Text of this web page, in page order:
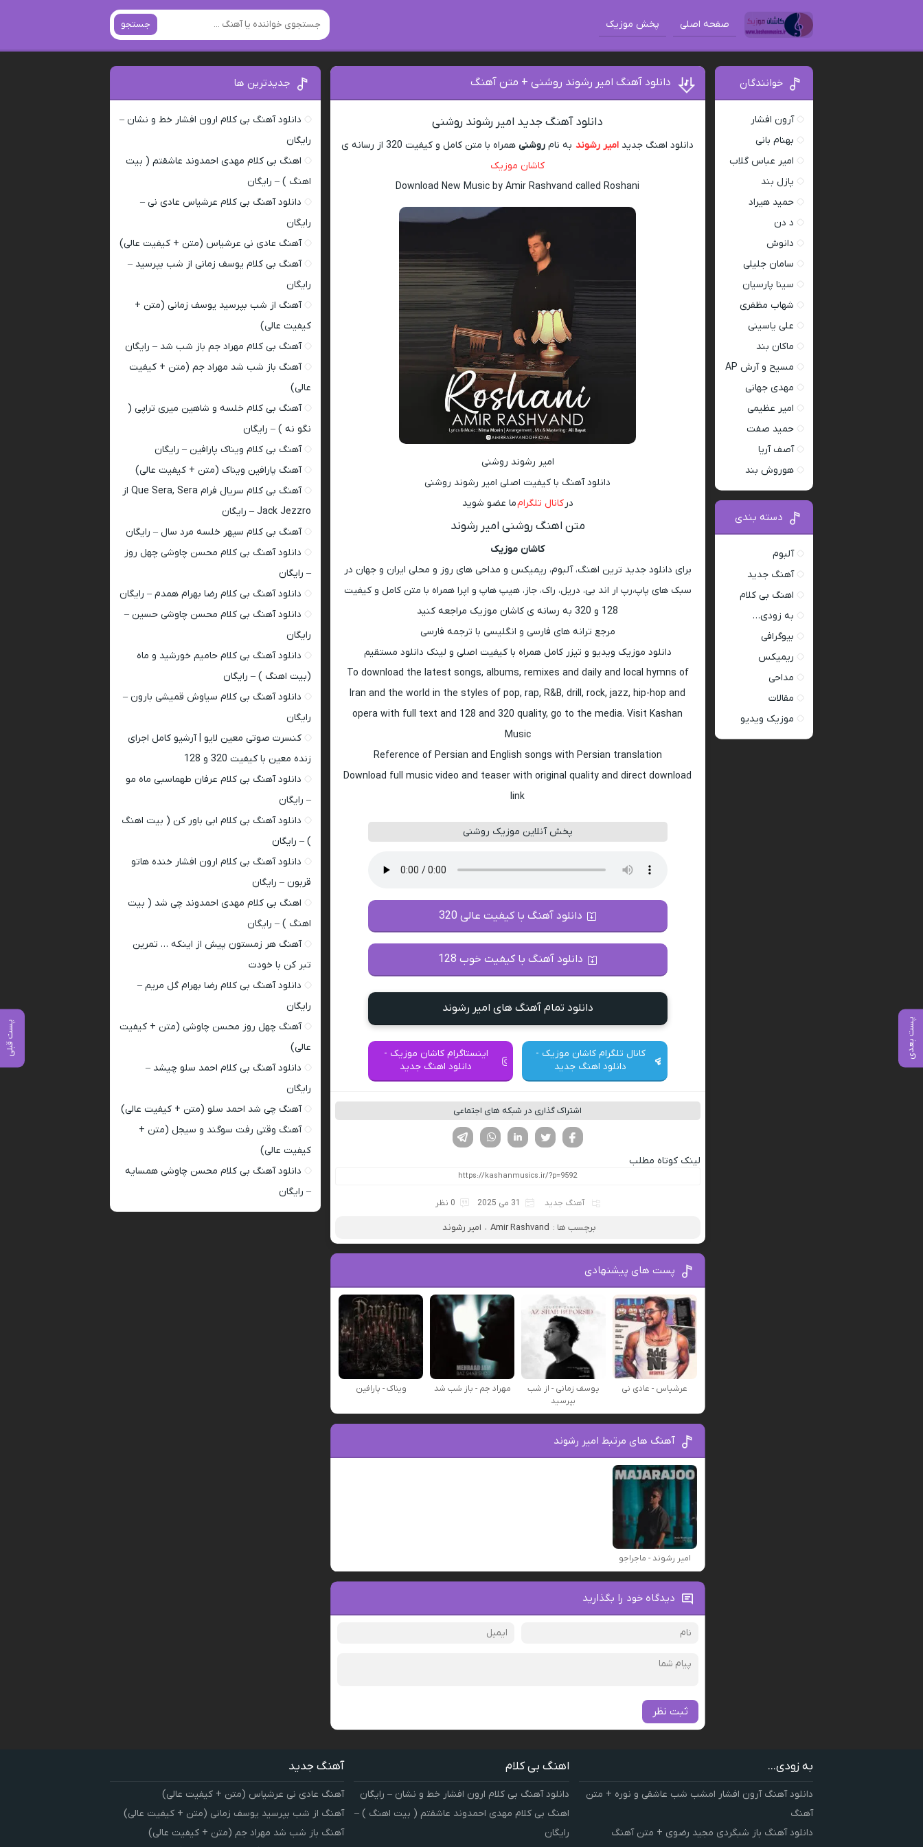
صفحه اصلی پخش موزیک جستجو
پست بعدی پست قبلی
دانلود آهنگ امیر رشوند روشنی + متن آهنگ
دانلود آهنگ جدید امیر رشوند روشنی
دانلود اهنگ جدید امیر رشوندبه نام روشنی همراه با متن کامل و کیفیت 320 از رسانه ی
کاشان موزیک
Download New Music by Amir Rashvand called Roshani
امیر رشوند روشنی
دانلود آهنگ با کیفیت اصلی امیر رشوند روشنی
در کانال تلگرامما عضو شوید
متن اهنگ روشنی امیر رشوند
کاشان موزیک
برای دانلود جدید ترین اهنگ، آلبوم، ریمیکس و مداحی های روز و محلی ایران و جهان در
سبک های پاپ،رپ ار اند بی، دریل، راک، جاز، هیپ هاپ و اپرا همراه با متن کامل و کیفیت
128 و 320 به رسانه ی کاشان موزیک مراجعه کنید
مرجع ترانه های فارسی و انگلیسی با ترجمه فارسی
دانلود موزیک ویدیو و تیزر کامل همراه با کیفیت اصلی و لینک دانلود مستقیم
To download the latest songs, albums, remixes and daily and local hymns of
Iran and the world in the styles of pop, rap, R&B, drill, rock, jazz, hip-hop and
opera with full text and 128 and 320 quality, go to the media. Visit Kashan
Music
Reference of Persian and English songs with Persian translation
Download full music video and teaser with original quality and direct download
link
پخش آنلاین موزیک روشنی
دانلود آهنگ با کیفیت عالی 320
دانلود آهنگ با کیفیت خوب 128
دانلود تمام آهنگ های امیر رشوند
کانال تلگرام کاشان موزیک -
دانلود اهنگ جدید
اینستاگرام کاشان موزیک -
دانلود اهنگ جدید
اشتراک گذاری در شبکه های اجتماعی
لینکدین تویتر
فیسوک
لینک کوتاه مطلب
آهنگ جدید 31 می 2025 0 نظر
برچسب ها : Amir Rashvand ، امیر رشوند
پست های پیشنهادی
عرشیاس - عادی نی
یوسف زمانی - از شب
بپرسید
مهراد جم - باز شب شد ویناک - پارافین
آهنگ های مرتبط امیر رشوند
امیر رشوند - ماجراجو
دیدگاه خود را بگذارید
ثبت نظر
خوانندگان
آرون افشار
بهنام بانی
امیر عباس گلاب
پازل بند
حمید هیراد
د دن
دانوش
سامان جلیلی
سینا پارسیان
شهاب مظفری
علی یاسینی
ماکان بند
مسیح و آرش AP
مهدی جهانی
امیر عظیمی
حمید صفت
آصف آریا
هوروش بند
دسته بندی
آلبوم
آهنگ جدید
اهنگ بی کلام
به زودی…
بیوگرافی
ریمیکس
مداحی
مقالات
موزیک ویدیو
جدیدترین ها
دانلود آهنگ بی کلام ارون افشار خط و نشان –
رایگان
اهنگ بی کلام مهدی احمدوند عاشقتم ( بیت
اهنگ ) – رایگان
دانلود آهنگ بی کلام عرشیاس عادی نی –
رایگان
آهنگ عادی نی عرشیاس (متن + کیفیت عالی)
آهنگ بی کلام یوسف زمانی از شب بپرسید –
رایگان
آهنگ از شب بپرسید یوسف زمانی (متن +
کیفیت عالی)
آهنگ بی کلام مهراد جم باز شب شد – رایگان
آهنگ باز شب شد مهراد جم (متن + کیفیت
عالی)
آهنگ بی کلام خلسه و شاهین میری تراپی (
نگو نه ) – رایگان
آهنگ بی کلام ویناک پارافین – رایگان
آهنگ پارافین ویناک (متن + کیفیت عالی)
آهنگ بی کلام سریال فرام Que Sera, Sera از
Jack Jezzro – رایگان
آهنگ بی کلام سپهر خلسه مرد سال – رایگان
دانلود آهنگ بی کلام محسن چاوشی چهل روز
– رایگان
دانلود آهنگ بی کلام رضا بهرام همدم – رایگان
دانلود آهنگ بی کلام محسن چاوشی حسین –
رایگان
دانلود آهنگ بی کلام حامیم خورشید و ماه
(بیت اهنگ ) – رایگان
دانلود آهنگ بی کلام سیاوش قمیشی بارون –
رایگان
کنسرت صوتی معین لایو | آرشیو کامل اجرای
زنده معین با کیفیت 320 و 128
دانلود آهنگ بی کلام عرفان طهماسبی ماه مو
– رایگان
دانلود آهنگ بی کلام ابی باور کن ( بیت اهنگ
) – رایگان
دانلود آهنگ بی کلام ارون افشار خنده هاتو
قربون – رایگان
اهنگ بی کلام مهدی احمدوند چی شد ( بیت
اهنگ ) – رایگان
آهنگ هر زمستون پیش از اینکه … تمرین
تبر کن با خودت
دانلود آهنگ بی کلام رضا بهرام گل مریم –
رایگان
آهنگ چهل روز محسن چاوشی (متن + کیفیت
عالی)
دانلود آهنگ بی کلام احمد سلو چیشد –
رایگان
آهنگ چی شد احمد سلو (متن + کیفیت عالی)
آهنگ وقتی رفت سوگند و سیجل (متن +
کیفیت عالی)
دانلود آهنگ بی کلام محسن چاوشی همسایه
– رایگان
به زودی...
دانلود آهنگ آرون افشار امشب شب عاشقی و نوره + متن
آهنگ
دانلود آهنگ باز شبگردی مجید رضوی + متن آهنگ
اهنگ بی کلام
دانلود آهنگ بی کلام ارون افشار خط و نشان – رایگان
اهنگ بی کلام مهدی احمدوند عاشقتم ( بیت اهنگ ) –
رایگان
آهنگ جدید
آهنگ عادی نی عرشیاس (متن + کیفیت عالی)
آهنگ از شب بپرسید یوسف زمانی (متن + کیفیت عالی)
آهنگ باز شب شد مهراد جم (متن + کیفیت عالی)